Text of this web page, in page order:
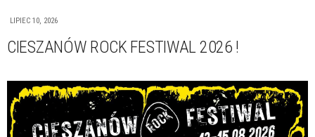
LIPIEC 10, 2026
CIESZANÓW ROCK FESTIWAL 2026 !